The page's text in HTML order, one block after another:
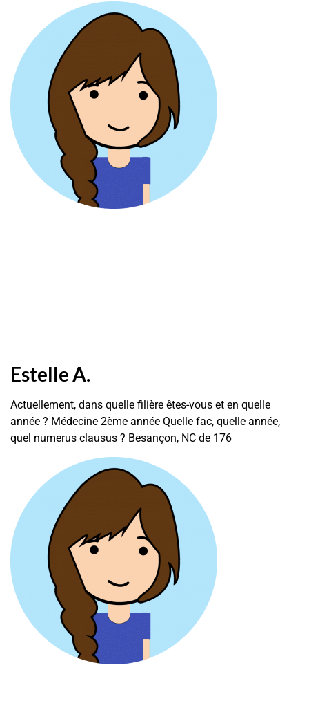
Estelle A.
Actuellement, dans quelle filière êtes-vous et en quelle
année ? Médecine 2ème année Quelle fac, quelle année,
quel numerus clausus ? Besançon, NC de 176